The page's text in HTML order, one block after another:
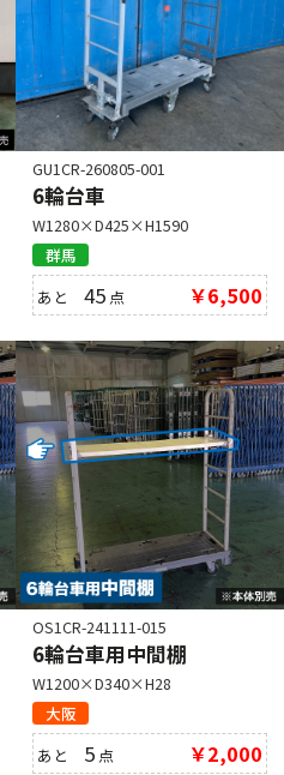
GU1CR-260805-001
6輪台車
W1280×D425×H1590
群馬
あと45 点 ￥6,500
OS1CR-241111-015
6輪台車用中間棚
W1200×D340×H28
大阪
あと 5 点 ￥2,000